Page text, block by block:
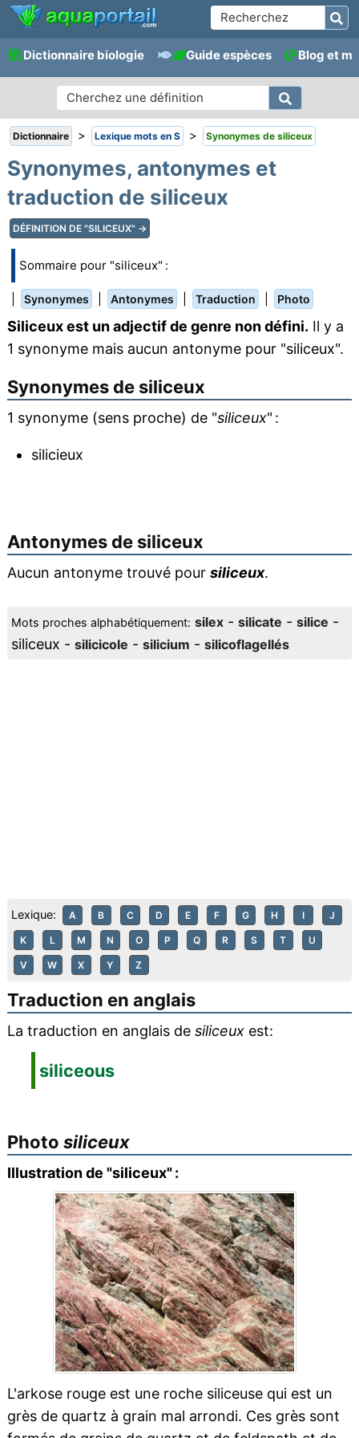
Dictionnaire biologie Guide espèces Blog et
Dictionnaire > Lexique mots en S > Synonymes de siliceux
Synonymes, antonymes et
traduction de siliceux
DÉFINITION DE "SILICEUX" →
Sommaire pour "siliceux" :
Synonymes Antonymes Traduction Photo
Siliceux est un adjectif de genre non défini. Il y a
1 synonyme mais aucun antonyme pour "siliceux".
Synonymes de siliceux
1 synonyme (sens proche) de "siliceux" :
silicieux
Antonymes de siliceux
Aucun antonyme trouvé pour siliceux.
Mots proches alphabétiquement: silex- silicate - silice -
siliceux - silicicole - silicium - silicoflagellés
Lexique: A B C D E F G H I J
K L M N O P Q R S T U
V W X Y Z
Traduction en anglais
La traduction en anglais de siliceuxest:
siliceous
Photo siliceux
Illustration de "siliceux" :
L'arkose rouge est une roche siliceuse qui est un
grès de quartz à grain mal arrondi. Ces grès sont